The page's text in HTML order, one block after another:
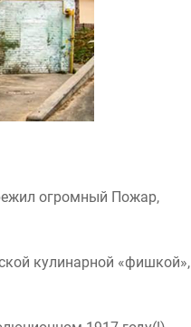
ежил огромный Пожар,
кулинарной «фишкой»,